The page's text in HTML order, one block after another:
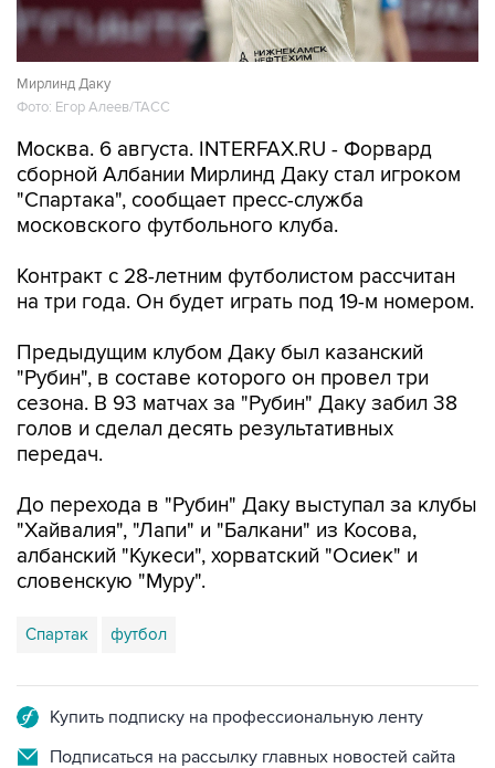
Мирлинд Даку
Фото: Егор Алеев/ТАСС
Москва. 6 августа. INTERFAX.RU - Форвард
сборной Албании Мирлинд Даку стал игроком
"Спартака", сообщает пресс-служба
московского футбольного клуба.
Контракт с 28-летним футболистом рассчитан
на три года. Он будет играть под 19-м номером.
Предыдущим клубом Даку был казанский
"Рубин", в составе которого он провел три
сезона. В 93 матчах за "Рубин" Даку забил 38
голов и сделал десять результативных
передач.
До перехода в "Рубин" Даку выступал за клубы
"Хайвалия", "Лапи" и "Балкани" из Косова,
албанский "Кукеси", хорватский "Осиек" и
словенскую "Муру".
Спартак футбол
Купить подписку на профессиональную ленту
Подписаться на рассылку главных новостей сайта